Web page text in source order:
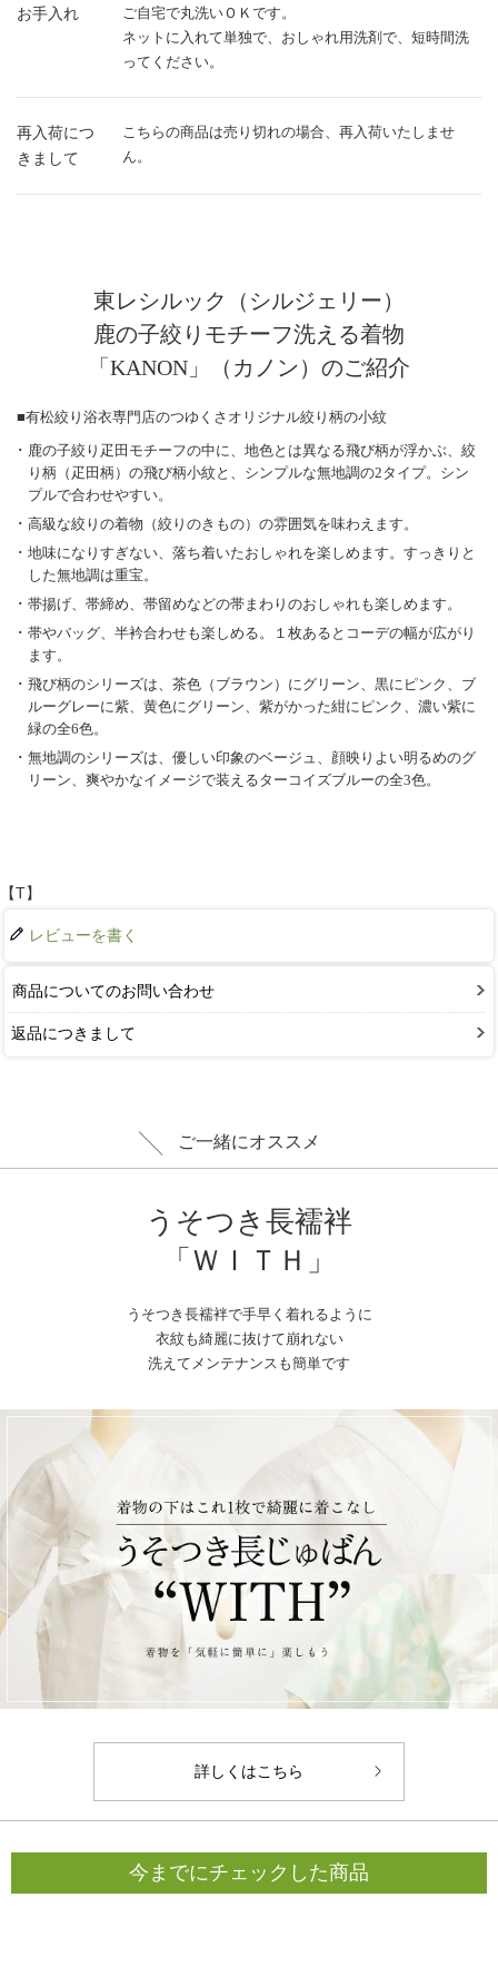
お手入れ
ご自宅で丸洗いＯＫです。
ネットに入れて単独で、おしゃれ用洗剤で、短時間洗
ってください。
再入荷につ
きまして
こちらの商品は売り切れの場合、再入荷いたしませ
ん。
東レシルック（シルジェリー）
鹿の子絞りモチーフ洗える着物
「KANON」（カノン）のご紹介
■有松絞り浴衣専門店のつゆくさオリジナル絞り柄の小紋
鹿の子絞り疋田モチーフの中に、地色とは異なる飛び柄が浮かぶ、絞
り柄（疋田柄）の飛び柄小紋と、シンプルな無地調の2タイプ。シン
プルで合わせやすい。
高級な絞りの着物（絞りのきもの）の雰囲気を味わえます。
地味になりすぎない、落ち着いたおしゃれを楽しめます。すっきりと
した無地調は重宝。
帯揚げ、帯締め、帯留めなどの帯まわりのおしゃれも楽しめます。
帯やバッグ、半衿合わせも楽しめる。１枚あるとコーデの幅が広がり
ます。
飛び柄のシリーズは、茶色（ブラウン）にグリーン、黒にピンク、ブ
ルーグレーに紫、黄色にグリーン、紫がかった紺にピンク、濃い紫に
緑の全6色。
無地調のシリーズは、優しい印象のベージュ、顔映りよい明るめのグ
リーン、爽やかなイメージで装えるターコイズブルーの全3色。
【T】
レビューを書く
商品についてのお問い合わせ
返品につきまして
ご一緒にオススメ
うそつき長襦袢
「ＷＩＴＨ」
うそつき長襦袢で手早く着れるように
衣紋も綺麗に抜けて崩れない
洗えてメンテナンスも簡単です
詳しくはこちら
今までにチェックした商品